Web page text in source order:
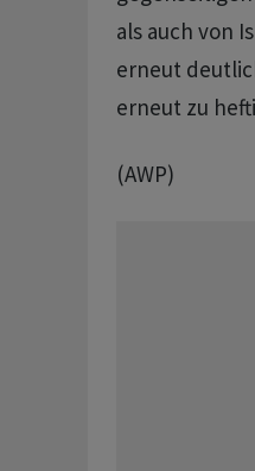
als auch von
erneut
erneut zu
(AWP)